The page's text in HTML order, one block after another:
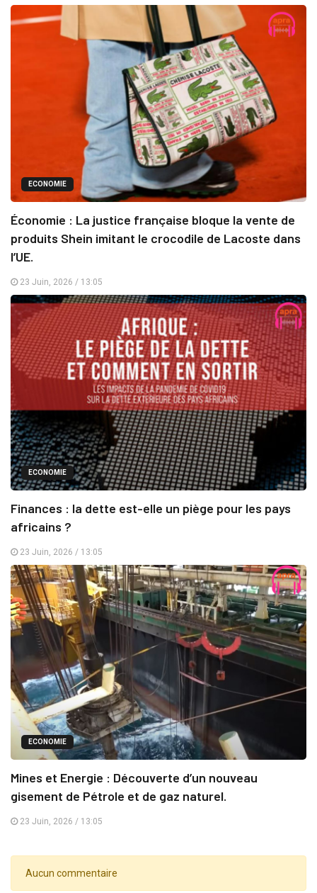
ECONOMIE
Économie : La justice française bloque la vente de
produits Shein imitant le crocodile de Lacoste dans
l’UE.
23 Juin, 2026 / 13:05
ECONOMIE
Finances : la dette est-elle un piège pour les pays
africains ?
23 Juin, 2026 / 13:05
ECONOMIE
Mines et Energie : Découverte d’un nouveau
gisement de Pétrole et de gaz naturel.
23 Juin, 2026 / 13:05
Aucun commentaire